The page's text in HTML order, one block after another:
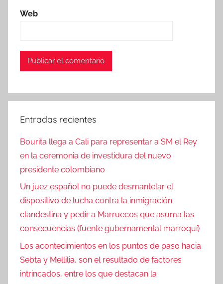
Web
Entradas recientes
Bourita llega a Cali para representar a SM el Rey
en la ceremonia de investidura del nuevo
presidente colombiano
Un juez español no puede desmantelar el
dispositivo de lucha contra la inmigración
clandestina y pedir a Marruecos que asuma las
consecuencias (fuente gubernamental marroquí)
Los acontecimientos en los puntos de paso hacia
Sebta y Mellilia, son el resultado de factores
intrincados, entre los que destacan la